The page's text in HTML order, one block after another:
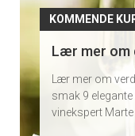
Smak et
oppdag
Vil du smake 8
hvorfor de er så
eller kom alene